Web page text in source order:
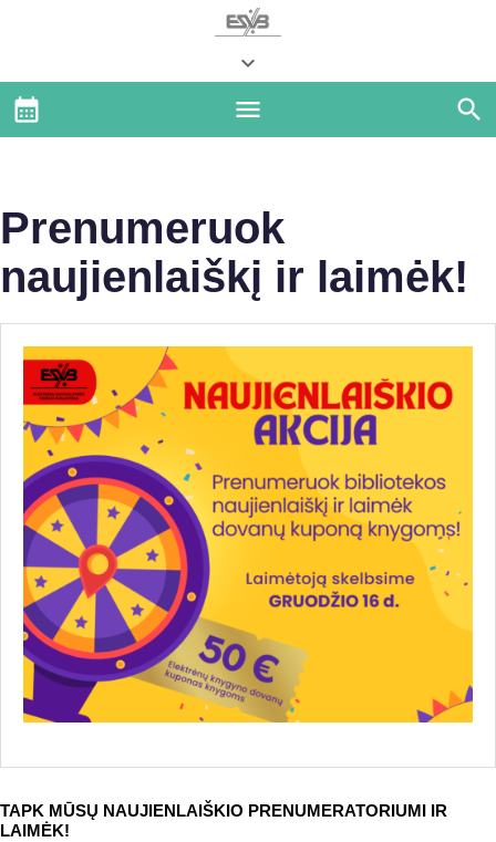
Prenumeruok
naujienlaiškį ir laimėk!
TAPK MŪSŲ NAUJIENLAIŠKIO PRENUMERATORIUMI IR
LAIMĖK!